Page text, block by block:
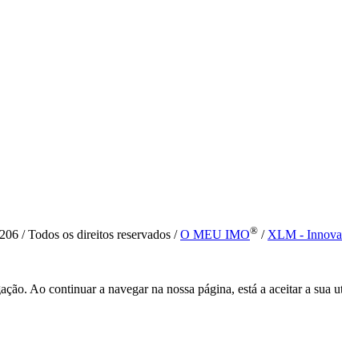
/ Todos os direitos reservados /O MEU IMO® / XLM -
Ao continuar a navegar na nossa página, está a aceitar a sua